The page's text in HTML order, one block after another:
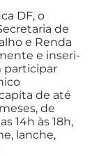
DF, o
de
e Renda
e inseri-
participar
de até
de
14h às 18h,
lanche,